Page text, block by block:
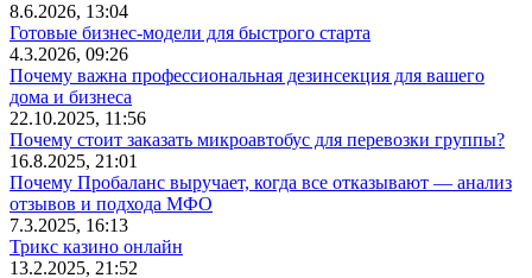
8.6.2026, 13:04
Готовые бизнес-модели для быстрого старта
4.3.2026, 09:26
Почему важна профессиональная дезинсекция для вашего
дома и бизнеса
22.10.2025, 11:56
Почему стоит заказать микроавтобус для перевозки группы?
16.8.2025, 21:01
Почему Пробаланс выручает, когда все отказывают — анализ
отзывов и подхода МФО
7.3.2025, 16:13
Трикс казино онлайн
13.2.2025, 21:52